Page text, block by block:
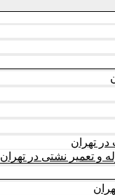
در تهران
و تعمیر نشتی در تهران